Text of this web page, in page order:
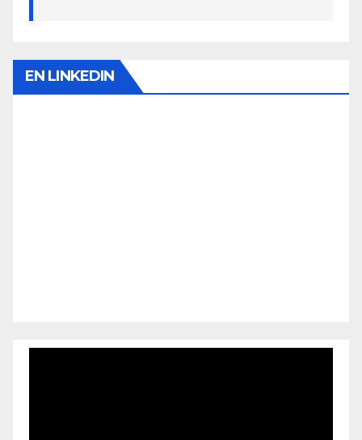
EN LINKEDIN